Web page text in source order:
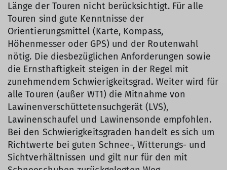
Länge der Touren nicht berücksichtigt. Für alle
Touren sind gute Kenntnisse der
Orientierungsmittel (Karte, Kompass,
Höhenmesser oder GPS) und der Routenwahl
nötig. Die diesbezüglichen Anforderungen sowie
die Ernsthaftigkeit steigen in der Regel mit
zunehmendem Schwierigkeitsgrad. Weiter wird für
alle Touren (außer WT1) die Mitnahme von
Lawinenverschüttetensuchgerät (LVS),
Lawinenschaufel und Lawinensonde empfohlen.
Bei den Schwierigkeitsgraden handelt es sich um
Richtwerte bei guten Schnee-, Witterungs- und
Sichtverhältnissen und gilt nur für den mit